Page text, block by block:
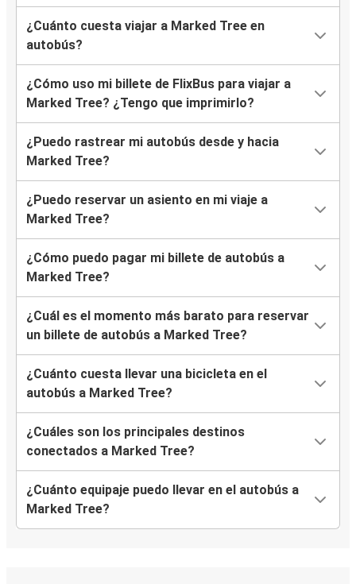
¿Cuánto cuesta viajar a Marked Tree en
autobús?
¿Cómo uso mi billete de FlixBus para viajar a
Marked Tree? ¿Tengo que imprimirlo?
¿Puedo rastrear mi autobús desde y hacia
Marked Tree?
¿Puedo reservar un asiento en mi viaje a
Marked Tree?
¿Cómo puedo pagar mi billete de autobús a
Marked Tree?
¿Cuál es el momento más barato para reservar
un billete de autobús a Marked Tree?
¿Cuánto cuesta llevar una bicicleta en el
autobús a Marked Tree?
¿Cuáles son los principales destinos
conectados a Marked Tree?
¿Cuánto equipaje puedo llevar en el autobús a
Marked Tree?